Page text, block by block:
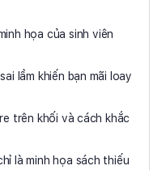
họa của sinh viên
lầm khiến bạn mãi loay
trên khối và cách khắc
là minh họa sách thiếu